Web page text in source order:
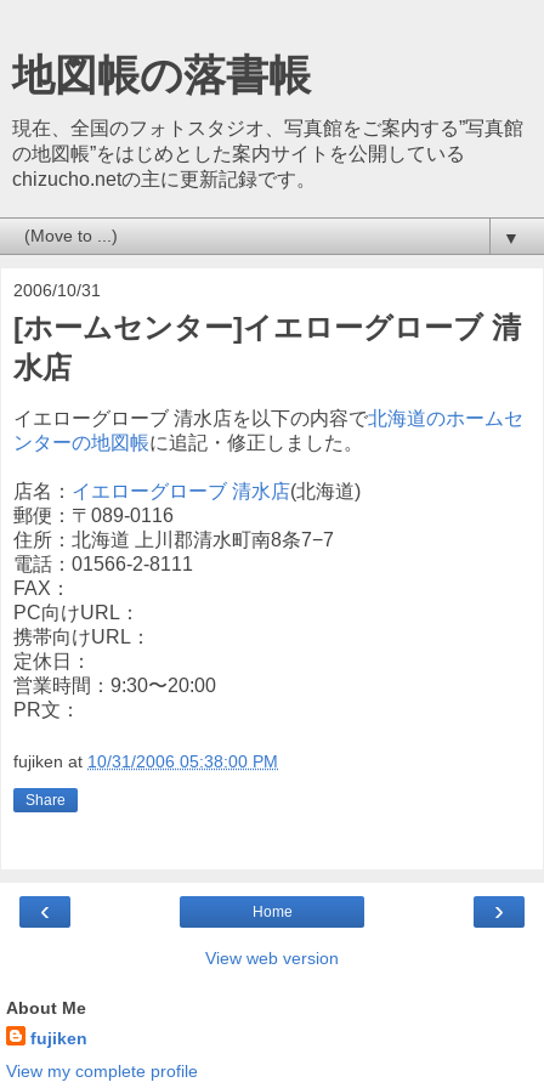
地図帳の落書帳
現在、全国のフォトスタジオ、写真館をご案内する”写真館
の地図帳”をはじめとした案内サイトを公開している
chizucho.netの主に更新記録です。
▼
2006/10/31
[ホームセンター]イエローグローブ 清
水店
イエローグローブ 清水店を以下の内容で北海道のホームセ
ンターの地図帳に追記・修正しました。
店名： イエローグローブ 清水店(北海道)
郵便：〒089-0116
住所：北海道 上川郡清水町南8条7−7
電話：01566-2-8111
FAX：
PC向けURL：
携帯向けURL：
定休日：
営業時間：9:30〜20:00
PR文：
fujiken at 10/31/2006 05:38:00 PM
Share
‹ ›
Home
View web version
About Me
fujiken
View my complete profile